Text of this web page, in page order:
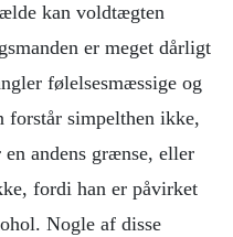
kan voldtægten
er meget dårligt
følelsesmæssige og
forstår simpelthen ikke,
andens grænse, eller
fordi han er påvirket
Nogle af disse